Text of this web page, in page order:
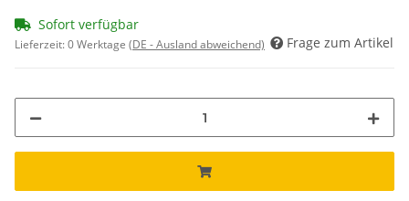
Sofort verfügbar
Lieferzeit:0 Werktage (DE - Ausland abweichend) Frage zum Artikel